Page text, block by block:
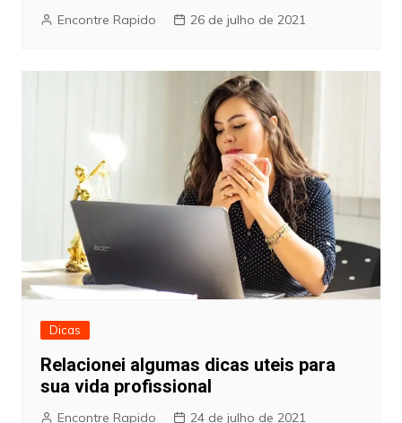
Encontre Rapido 26 de julho de 2021
Dicas
Relacionei algumas dicas uteis para
sua vida profissional
Encontre Rapido 24 de julho de 2021